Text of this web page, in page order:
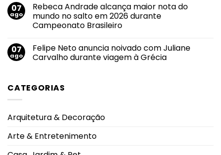
principais
emissoras
do
Triângulo
uso
de
cigarros
eletrônicos
antecipa
lesões
pulmonares
oncológico
em
Agosto
Lilás
2026:
transformar
em
proteção
07
ago
Rebeca Andrade alcança maior nota do
mundo no salto em 2026 durante
Campeonato Brasileiro
em
Rebeca
Andrade
do
mundo
2026
Brasileiro
07
ago
Felipe Neto anuncia noivado com Juliane
Carvalho durante viagem à Grécia
Felipe
Neto
Juliane
viagem
Grécia
CATEGORIAS
Arquitetura & Decoração
Arte & Entretenimento